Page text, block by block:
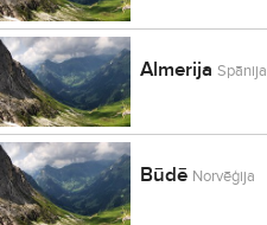
AlmerijaSpānija
Būdē Norvēģija